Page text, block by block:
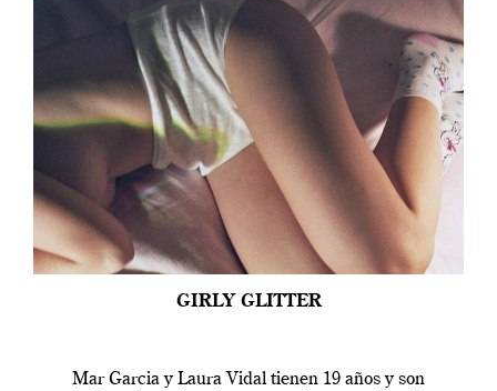
GIRLY GLITTER
Mar Garcia y Laura Vidal tienen 19 años y son